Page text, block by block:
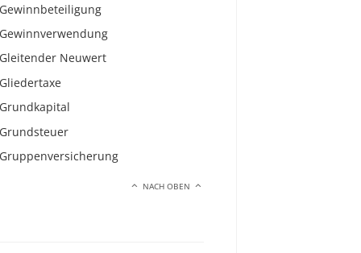
Gewinnbeteiligung
Gewinnverwendung
Gleitender Neuwert
Gliedertaxe
Grundkapital
Grundsteuer
Gruppenversicherung
NACH OBEN